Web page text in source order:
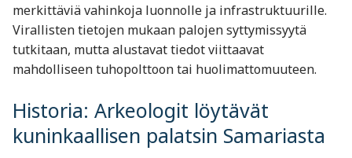
merkittäviä vahinkoja luonnolle ja infrastruktuurille.
Virallisten tietojen mukaan palojen syttymissyytä
tutkitaan, mutta alustavat tiedot viittaavat
mahdolliseen tuhopolttoon tai huolimattomuuteen.
Historia: Arkeologit löytävät
kuninkaallisen palatsin Samariasta